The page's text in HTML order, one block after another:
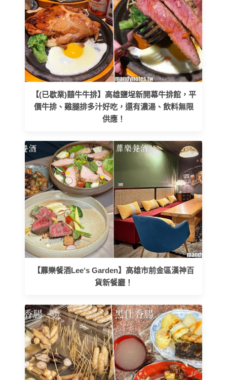
【(已歇業)囍牛牛排】高雄鹽埕新開幕牛排館，平
價牛排、雞腿排多汁好吃，還有濃湯、飲料無限
供應！
【蘼樂餐酒Lee‘s Garden】高雄市前金區漢神百
貨新餐廳！